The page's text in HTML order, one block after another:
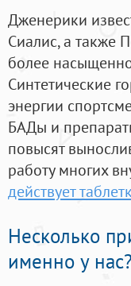
Дженерики
Сиалис, а также
более
Синтетические
энергии
БАДы и
повысят
работу многих
действует
Несколько
именно у нас?